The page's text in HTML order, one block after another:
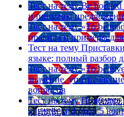
Тест на тему Be hooked
и примеры
Тест на тему «To be
правила и примеры
Тест на тему
языке: полный разбор
Тест на тему «To be
значение,
вопросов
Тест на тему Подборка
английский язык 5